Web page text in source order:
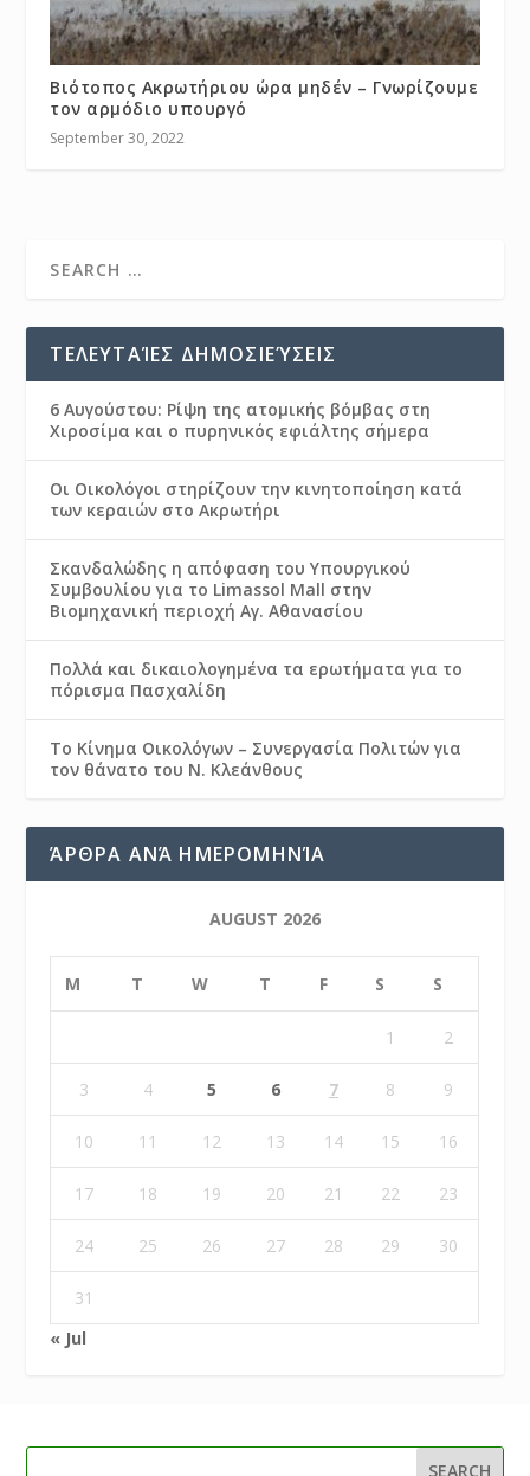
Βιότοπος Ακρωτήριου ώρα μηδέν – Γνωρίζουμε
τον αρμόδιο υπουργό
September 30, 2022
ΤΕΛΕΥΤΑΊΕΣ ΔΗΜΟΣΙΕΎΣΕΙΣ
6 Αυγούστου: Ρίψη της ατομικής βόμβας στη
Χιροσίμα και ο πυρηνικός εφιάλτης σήμερα
Οι Οικολόγοι στηρίζουν την κινητοποίηση κατά
των κεραιών στο Ακρωτήρι
Σκανδαλώδης η απόφαση του Υπουργικού
Συμβουλίου για το Limassol Mall στην
Βιομηχανική περιοχή Αγ. Αθανασίου
Πολλά και δικαιολογημένα τα ερωτήματα για το
πόρισμα Πασχαλίδη
Το Κίνημα Οικολόγων – Συνεργασία Πολιτών για
τον θάνατο του Ν. Κλεάνθους
ΆΡΘΡΑ ΑΝΆ ΗΜΕΡΟΜΗΝΊΑ
AUGUST 2026
M T W T F S S
1 2
3 4 5 6 7 8 9
10 11 12 13 14 15 16
17 18 19 20 21 22 23
24 25 26 27 28 29 30
31
« Jul